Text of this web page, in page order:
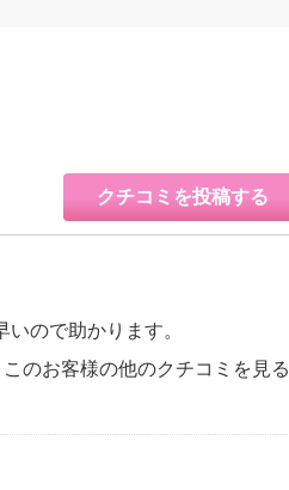
クチコミを投稿する
ので助かります。
このお客様の他のクチコミを見る